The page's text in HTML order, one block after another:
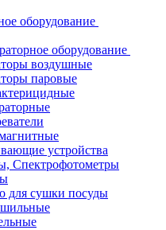
оборудование
оборудование
воздушные
паровые
устройства
Спектрофотометры
для сушки посуды